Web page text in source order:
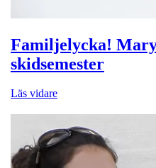
Familjelycka!
skidsemester
Läs vidare